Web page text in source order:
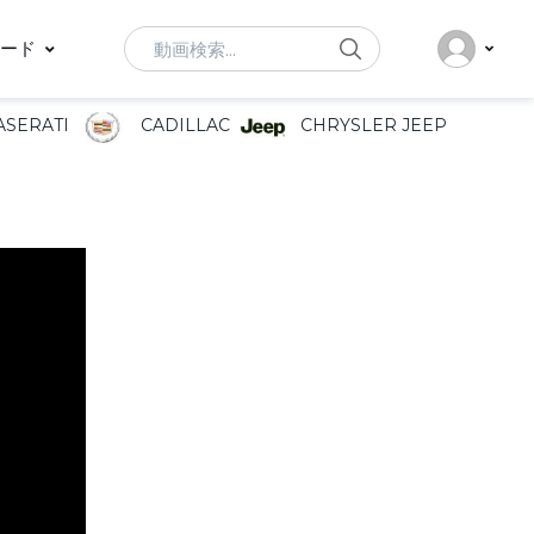
ド Search
CADILLAC CHRYSLER JEEP